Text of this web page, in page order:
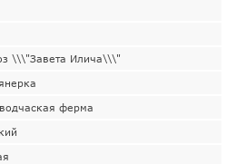
\\\"Завета Илича\\\"
ферма